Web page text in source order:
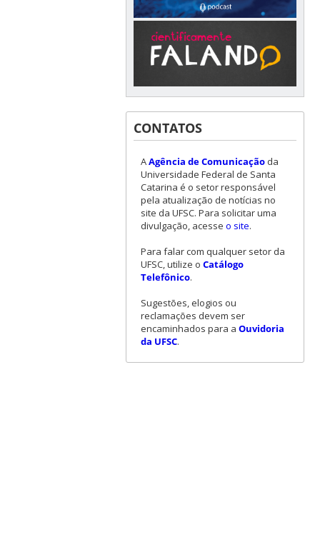
CONTATOS
AAgência de Comunicaçãoda
Universidade Federal de Santa
Catarina é o setor responsável
pela atualização de notícias no
site da UFSC. Para solicitar uma
divulgação, acesse o site.
Para falar com qualquer setor da
UFSC, utilize o Catálogo
Telefônico.
Sugestões, elogios ou
reclamações devem ser
encaminhados para a Ouvidoria
da UFSC.